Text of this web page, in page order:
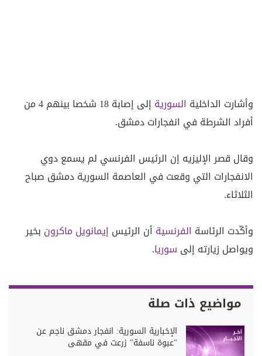
وأشارت الداخلية السورية
إلى إصابة 18 شخصا بينهم 4 من
أفراد الشرطة في انفجارات دمشق.
وقال ⁠قصر الإليزيه إن الرئيس الفرنسي ‌لم يسمع دوي
الانفجارات ‌التي ‌وقعت في العاصمة السورية دمشق صباح
‌الثلاثاء.
وأكّدت الرئاسة الفرنسية أن الرئيس إيمانويل ماكرون بخير
ويواصل زيارته إلى سوريا.
مواضيع ذات صلة
الإخبارية السورية: انفجار دمشق ناجم عن
"عبوة ناسفة" زرعت في مقهى